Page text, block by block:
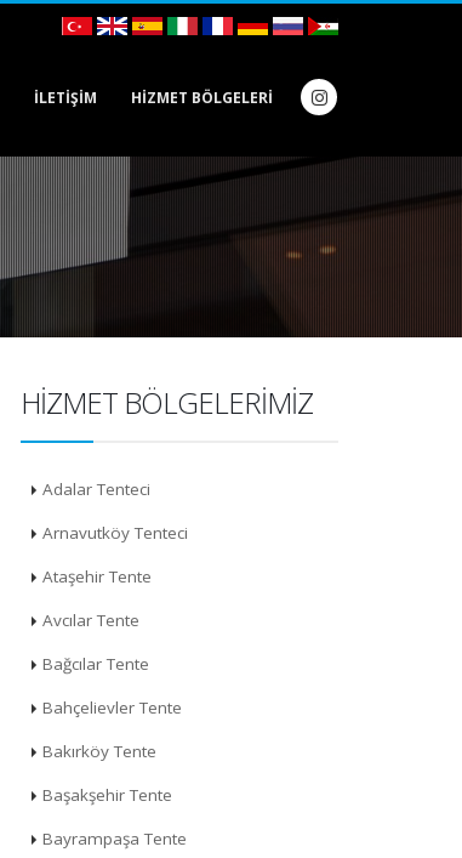
İLETIŞIM HIZMET BÖLGELERI
HIZMET BÖLGELERIMIZ
Adalar Tenteci
Arnavutköy Tenteci
Ataşehir Tente
Avcılar Tente
Bağcılar Tente
Bahçelievler Tente
Bakırköy Tente
Başakşehir Tente
Bayrampaşa Tente